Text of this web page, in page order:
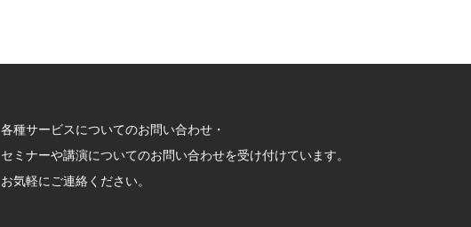
各種サービスについてのお問い合わせ・
セミナーや講演についてのお問い合わせを受け付けています。
お気軽にご連絡ください。